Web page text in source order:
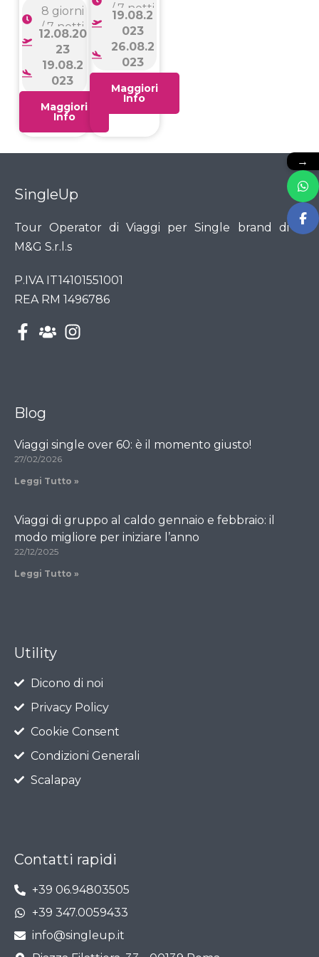
8 giorni
/ 7 notti
12.08.20
23
19.08.2
023
Maggiori
Info
/ 7 notti
19.08.2
023
26.08.2
023
Maggiori
Info
SingleUp
Tour Operator di Viaggi per Single brand di
M&G S.r.l.s
P.IVA IT14101551001
REA RM 1496786
Blog
Viaggi single over 60: è il momento giusto!
27/02/2026
Leggi Tutto »
Viaggi di gruppo al caldo gennaio e febbraio: il
modo migliore per iniziare l’anno
22/12/2025
Leggi Tutto »
Utility
Dicono di noi
Privacy Policy
Cookie Consent
Condizioni Generali
Scalapay
Contatti rapidi
+39 06.94803505
+39 347.0059433
info@singleup.it
→